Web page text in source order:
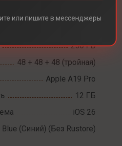
256 ГБ
48 + 48 + 48 (тройная)
Apple A19 Pro
12 ГБ
iOS 26
Blue (Синий) (Без Rustore)
или пишите в мессенджеры